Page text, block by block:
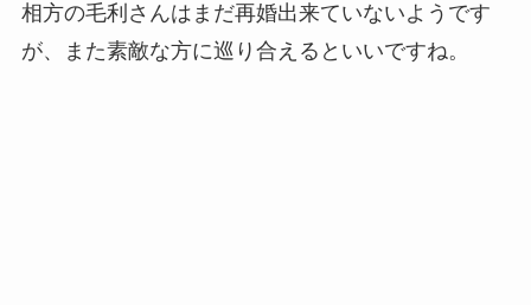
相方の毛利さんはまだ再婚出来ていないようです
が、また素敵な方に巡り合えるといいですね。